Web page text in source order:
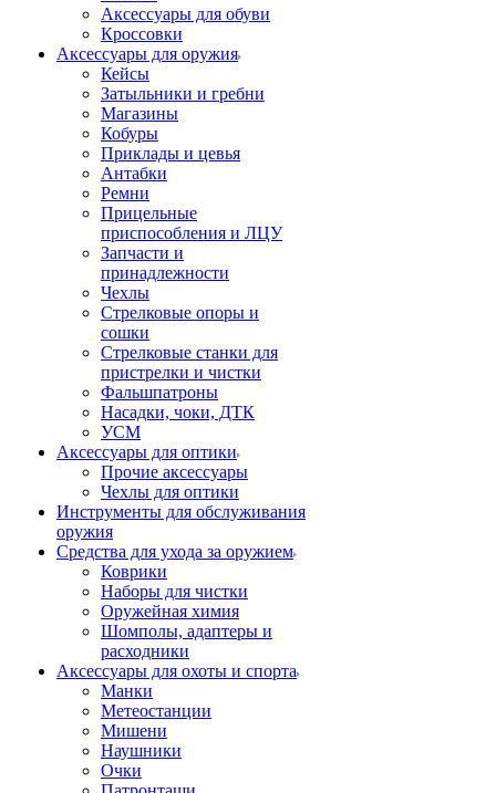
Аксессуары для обуви
Кроссовки
Аксессуары для оружия
Кейсы
Затыльники и гребни
Магазины
Кобуры
Приклады и цевья
Антабки
Ремни
Прицельные
приспособления и ЛЦУ
Запчасти и
принадлежности
Чехлы
Стрелковые опоры и
сошки
Стрелковые станки для
пристрелки и чистки
Фальшпатроны
Насадки, чоки, ДТК
УСМ
Аксессуары для оптики
Прочие аксессуары
Чехлы для оптики
Инструменты для обслуживания
оружия
Средства для ухода за оружием
Коврики
Наборы для чистки
Оружейная химия
Шомполы, адаптеры и
расходники
Аксессуары для охоты и спорта
Манки
Метеостанции
Мишени
Наушники
Очки